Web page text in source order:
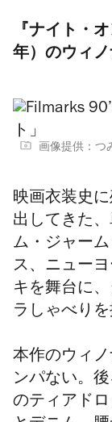
『ナイト・
年）のウィ
画像提供：つ
映画衣装史
出してきた
ム・ジャー
ス、ニュー
キを舞台に
ラしゃべりを
本作のウィ
ンパない。
のティアド